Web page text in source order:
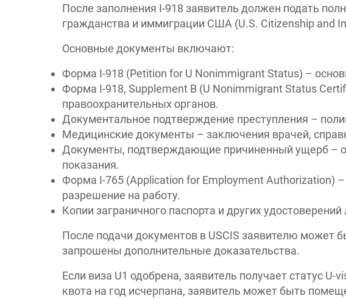
После заполнения I-918 заявитель должен подать
гражданства и иммиграции США (U.S. Citizenship and
Основные документы включают:
Форма I-918 (Petition for U Nonimmigrant Status) –
Форма I-918, Supplement B (U Nonimmigrant Status
правоохранительных органов.
Документальное подтверждение преступления –
Медицинские документы – заключения врачей,
Документы, подтверждающие причиненный ущерб –
показания.
Форма I-765 (Application for Employment Authorization) –
разрешение на работу.
Копии заграничного паспорта и других удостоверений
После подачи документов в USCIS заявителю может
запрошены дополнительные доказательства.
Если виза U1 одобрена, заявитель получает статус
квота на год исчерпана, заявитель может быть